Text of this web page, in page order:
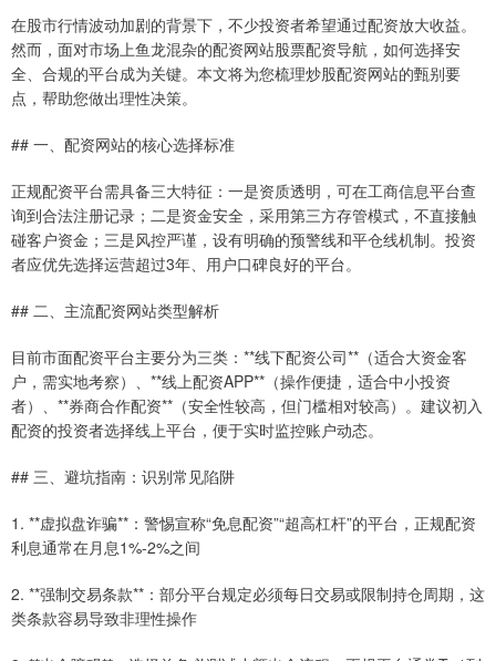
在股市行情波动加剧的背景下，不少投资者希望通过配资放大收益。
然而，面对市场上鱼龙混杂的配资网站股票配资导航，如何选择安
全、合规的平台成为关键。本文将为您梳理炒股配资网站的甄别要
点，帮助您做出理性决策。
## 一、配资网站的核心选择标准
正规配资平台需具备三大特征：一是资质透明，可在工商信息平台查
询到合法注册记录；二是资金安全，采用第三方存管模式，不直接触
碰客户资金；三是风控严谨，设有明确的预警线和平仓线机制。投资
者应优先选择运营超过3年、用户口碑良好的平台。
## 二、主流配资网站类型解析
目前市面配资平台主要分为三类：**线下配资公司**（适合大资金客
户，需实地考察）、**线上配资APP**（操作便捷，适合中小投资
者）、**券商合作配资**（安全性较高，但门槛相对较高）。建议初入
配资的投资者选择线上平台，便于实时监控账户动态。
## 三、避坑指南：识别常见陷阱
1. **虚拟盘诈骗**：警惕宣称“免息配资”“超高杠杆”的平台，正规配资
利息通常在月息1%-2%之间
2. **强制交易条款**：部分平台规定必须每日交易或限制持仓周期，这
类条款容易导致非理性操作